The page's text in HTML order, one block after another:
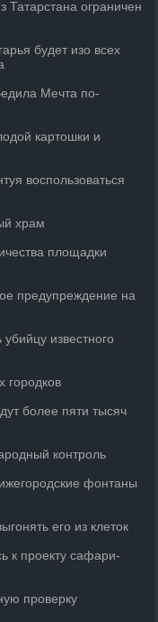
ограничен
будет изо всех
Мечта по-
картошки и
воспользоваться
храм
площадки
предупреждение на
известного
городков
более пяти тысяч
контроль
фонтаны
его из клеток
к проекту сафари-
проверку